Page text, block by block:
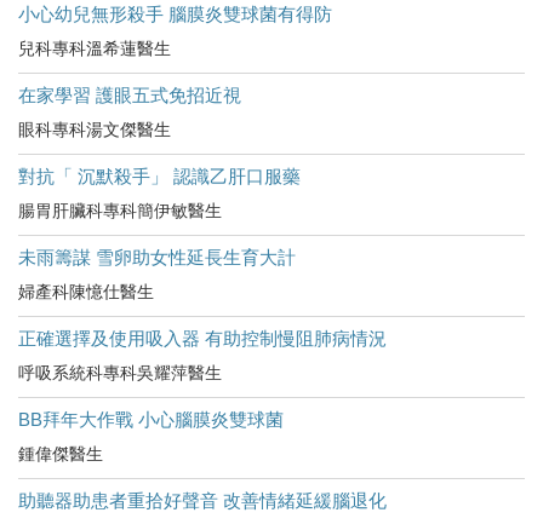
小心幼兒無形殺手 腦膜炎雙球菌有得防
兒科專科溫希蓮醫生
在家學習 護眼五式免招近視
眼科專科湯文傑醫生
對抗「 沉默殺手」 認識乙肝口服藥
腸胃肝臟科專科簡伊敏醫生
未雨籌謀 雪卵助女性延長生育大計
婦產科陳憶仕醫生
正確選擇及使用吸入器 有助控制慢阻肺病情況
呼吸系統科專科吳耀萍醫生
BB拜年大作戰 小心腦膜炎雙球菌
鍾偉傑醫生
助聽器助患者重拾好聲音 改善情緒延緩腦退化